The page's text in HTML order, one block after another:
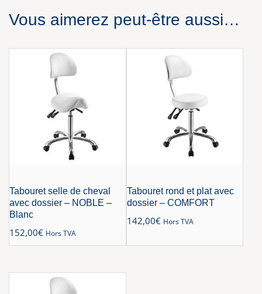
Vous aimerez peut-être aussi…
Tabouret selle de cheval
avec dossier – NOBLE –
Blanc
152,00€ Hors TVA
Tabouret rond et plat avec
dossier – COMFORT
142,00€ Hors TVA